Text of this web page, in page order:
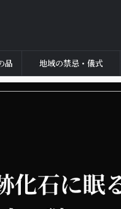
品 地域の禁忌・儀式